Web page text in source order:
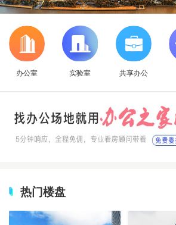
办公室 实验室 共享办公
热门楼盘